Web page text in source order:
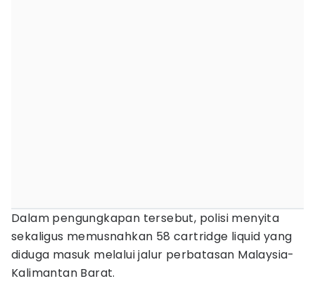
Dalam pengungkapan tersebut, polisi menyita
sekaligus memusnahkan 58 cartridge liquid yang
diduga masuk melalui jalur perbatasan Malaysia-
Kalimantan Barat.